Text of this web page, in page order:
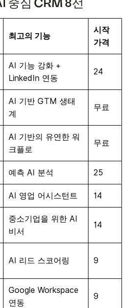
중심 CRM 8선
최고의 기능
시작
가격
AI 기능 강화 +
LinkedIn 연동
24
AI 기반 GTM 생태
계
무료
AI 기반의 유연한 워
크플로
무료
예측 AI 분석 25
AI 영업 어시스턴트 14
중소기업을 위한 AI
비서
14
AI 리드 스코어링 9
Google Workspace
연동
9